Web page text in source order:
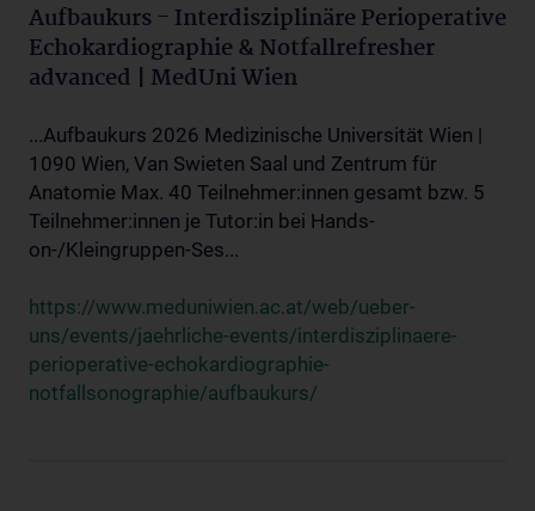
Aufbaukurs - Interdisziplinäre Perioperative
Echokardiographie & Notfallrefresher
advanced | MedUni Wien
...Aufbaukurs 2026 Medizinische Universität Wien |
1090 Wien, Van Swieten Saal und Zentrum für
Anatomie Max. 40 Teilnehmer:innen gesamt bzw. 5
Teilnehmer:innen je Tutor:in bei Hands-
on-/Kleingruppen-Ses...
https://www.meduniwien.ac.at/web/ueber-
uns/events/jaehrliche-events/interdisziplinaere-
perioperative-echokardiographie-
notfallsonographie/aufbaukurs/